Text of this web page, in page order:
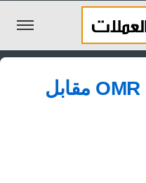
سعر الريال العماني OMR مقابل